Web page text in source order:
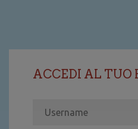
ACCEDI AL TUO